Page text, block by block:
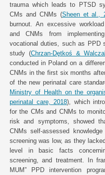
trauma which leads to PTSD
CMs and CNMs (Sheen et al.,
burnout. An excessive
and CNMs from
vocational duties, such as PPD
study (Chrzan-Dȩtkoś &
conducted in Poland on a
CNMs in the first six months
of the new perinatal care
Ministry of Health on the
perinatal care, 2018), which
for the CMs and CNMs to
risk and symptoms, showed
CNMs self-assessed
screening was low, as they
level in basic facts
screening, and treatment. In
MUM” PPD intervention